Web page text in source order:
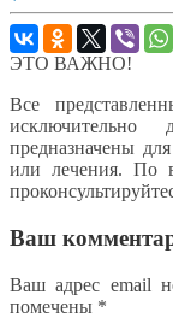
ЭТО ВАЖНО!
Все
предназначены
или лечения. По
Ваш
Ваш адрес email
помечены *